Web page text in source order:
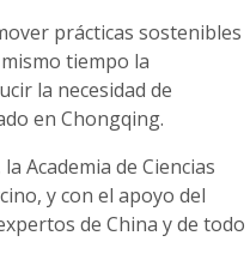
prácticas sostenibles
tiempo la
la necesidad de
en Chongqing.
Academia de Ciencias
y con el apoyo del
de China y de todo